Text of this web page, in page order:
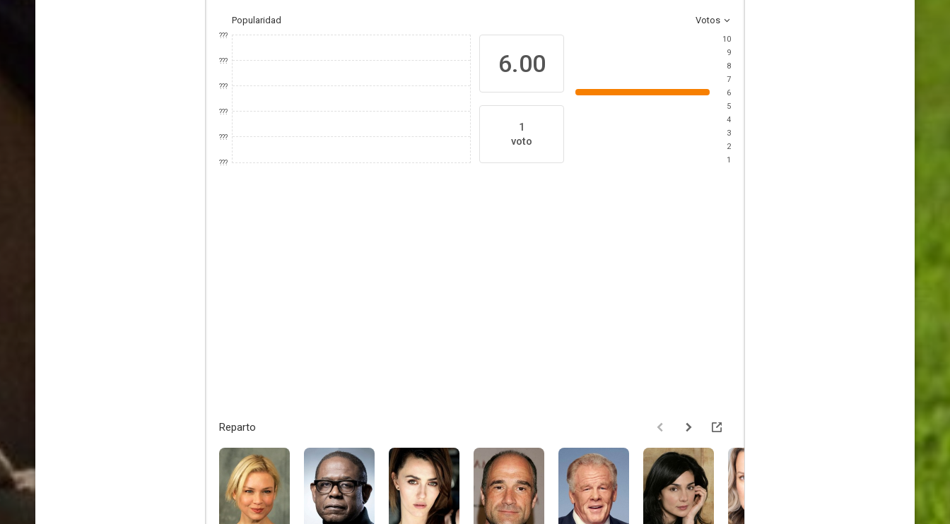
Popularidad Votos
???
???
???
???
???
???
6.00
1
voto
10
9
8
7
6
5
4
3
2
1
Reparto